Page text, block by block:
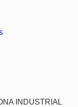
INDUSTRIAL